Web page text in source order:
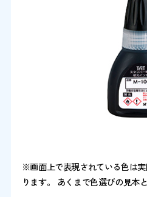
※画面上で表現されている色は
ります。 あくまで色選びの見本